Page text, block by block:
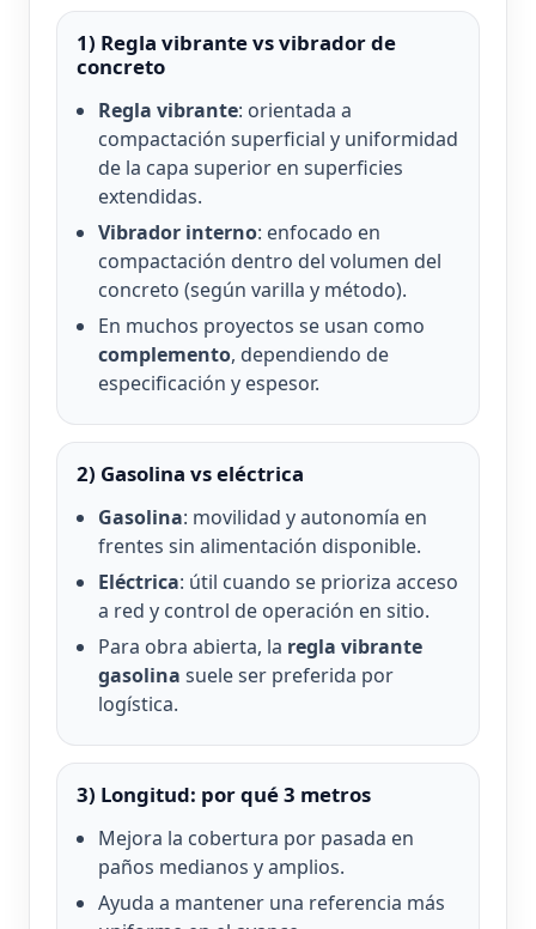
1) Regla vibrante vs vibrador de
concreto
Regla vibrante: orientada a
compactación superficial y uniformidad
de la capa superior en superficies
extendidas.
Vibrador interno: enfocado en
compactación dentro del volumen del
concreto (según varilla y método).
En muchos proyectos se usan como
complemento, dependiendo de
especificación y espesor.
2) Gasolina vs eléctrica
Gasolina: movilidad y autonomía en
frentes sin alimentación disponible.
Eléctrica: útil cuando se prioriza acceso
a red y control de operación en sitio.
Para obra abierta, la regla vibrante
gasolina suele ser preferida por
logística.
3) Longitud: por qué 3 metros
Mejora la cobertura por pasada en
paños medianos y amplios.
Ayuda a mantener una referencia más